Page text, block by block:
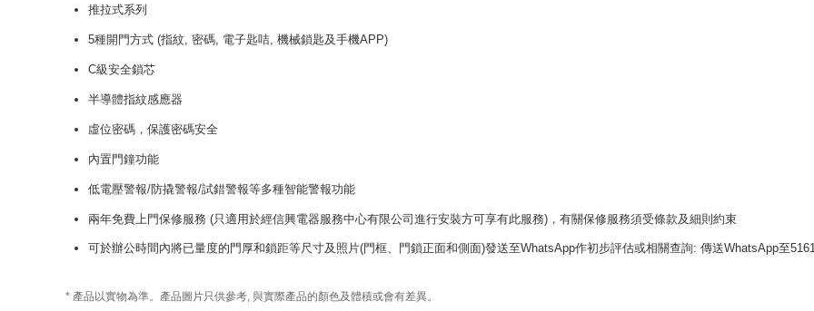
推拉式系列
5種開門方式 (指紋, 密碼, 電子匙咭, 機械鎖匙及手機APP)
C級安全鎖芯
半導體指紋感應器
虛位密碼，保護密碼安全
內置門鐘功能
低電壓警報/防撬警報/試錯警報等多種智能警報功能
兩年免費上門保修服務 (只適用於經信興電器服務中心有限公司進行安裝方可享有此服務) ， 有關保修服務須受條款及細則約束
可於辦公時間內將已量度的門厚和鎖距等尺寸及照片(門框、門鎖正面和側面)發送至WhatsApp作初步評估或相關查詢: 傳送WhatsApp至5
* 產品以實物為準。產品圖片只供參考, 與實際產品的顏色及體積或會有差異。